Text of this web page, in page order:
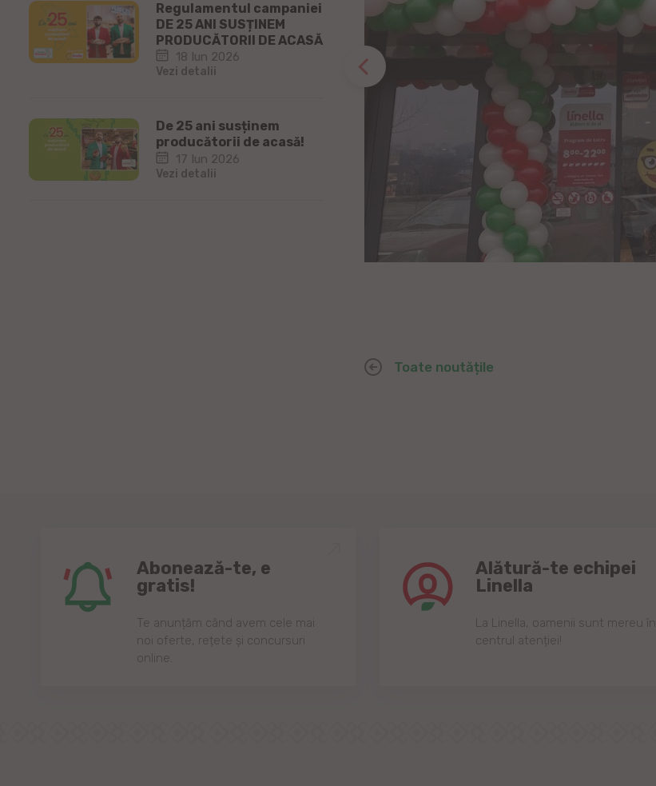
Regulamentul campaniei
DE 25 ANI SUSȚINEM
PRODUCĂTORII DE ACASĂ
18 Iun 2026
Vezi detalii
De 25 ani susținem
producătorii de acasă!
17 Iun 2026
Vezi detalii
Toate noutățile
Abonează-te, e
gratis!
Te anunțăm când avem cele mai
noi oferte, rețete și concursuri
online.
Alătură-te echipei
Linella
Lа Linellа, oаmenii sunt mereu în
centrul аtenției!